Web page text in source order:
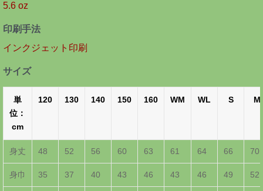
5.6 oz
印刷手法
インクジェット印刷
サイズ
単
位：
cm
120 130 140 150 160 WM WL S M
身丈 48 52 56 60 63 61 64 66 70
身巾 35 37 40 43 46 43 46 49 52